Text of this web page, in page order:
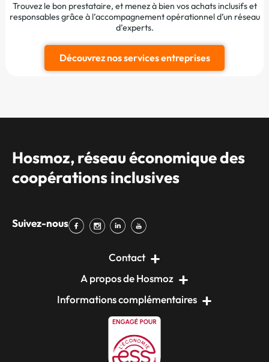
Trouvez le bon prestataire, et menez à bien vos achats inclusifs et
responsables grâce à l’accompagnement opérationnel d’un réseau
d’experts.
Découvrez nos services entreprises
Hosmoz, réseau économique des
coopérations inclusives
Suivez-nous
Contact
A propos de Hosmoz
Informations complémentaires